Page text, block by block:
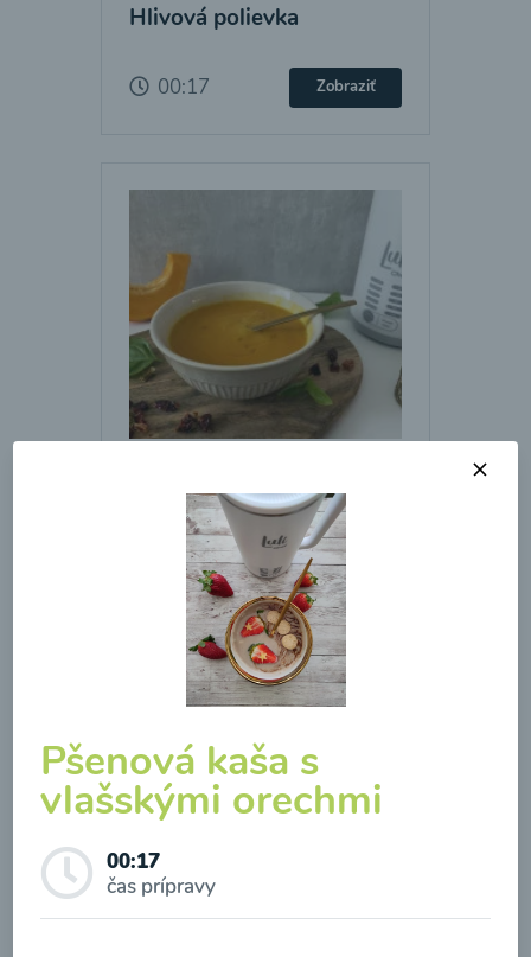
Hlivová polievka
00:17 Zobraziť
00:17 Zobraziť
Kalerábová polievka s
Pšenová kaša s
vlašskými orechmi
00:17
čas prípravy
Odber noviniek a akcií
Odoslaním registrácie na Newsletter súhlasím so
spracovaním osobných údajov pre účely